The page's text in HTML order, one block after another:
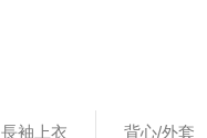
長袖上衣 背心/外套